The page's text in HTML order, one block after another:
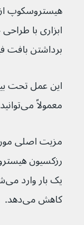
ابزاری با
برداشتن بافت
معمولاً می‌توانید در همان روز به خانه بروید.
مزیت اصلی
رزکسیون
کاهش می‌دهد.